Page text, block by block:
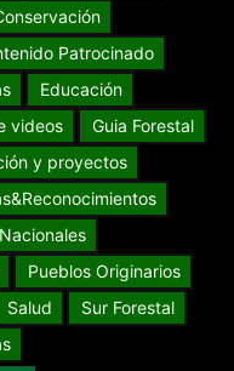
Patrocinado
Educación
videos
Guia Forestal
y proyectos
Pueblos Originarios
Salud
Sur Forestal